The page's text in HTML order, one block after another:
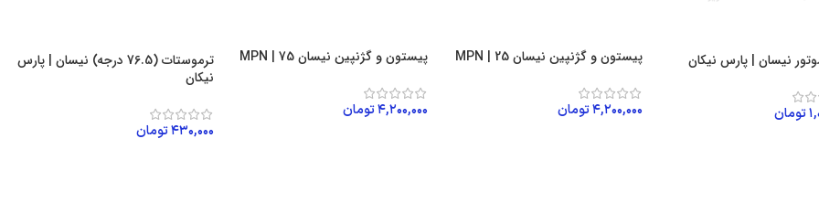
نیسان | پارس نیکان
تومان
پیستون و گژنپین نیسان 25 | MPN
۴,۲۰۰,۰۰۰تومان
پیستون و گژنپین نیسان 75 | MPN
۴,۲۰۰,۰۰۰تومان
ترموستات (76.5 درجه) نیسان | پارس
نیکان
۴۳۰,۰۰۰تومان